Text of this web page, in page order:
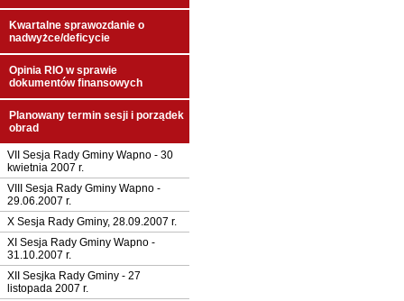
Kwartalne sprawozdanie o
nadwyżce/deficycie
Opinia RIO w sprawie
dokumentów finansowych
Planowany termin sesji i porządek
obrad
VII Sesja Rady Gminy Wapno - 30
kwietnia 2007 r.
VIII Sesja Rady Gminy Wapno -
29.06.2007 r.
X Sesja Rady Gminy, 28.09.2007 r.
XI Sesja Rady Gminy Wapno -
31.10.2007 r.
XII Sesjka Rady Gminy - 27
listopada 2007 r.